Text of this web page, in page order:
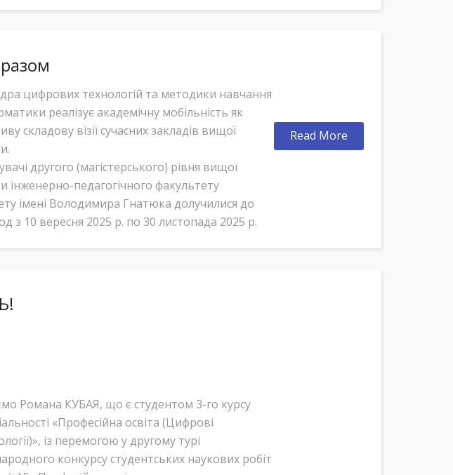
цифрових технологій та методики навчання
реалізує академічну мобільність як
складову візії сучасних закладів вищої
другого (магістерського) рівня вищої
інженерно-педагогічного факультету
імені Володимира Гнатюка долучилися до
з 10 вересня 2025 р. по 30 листопада 2025 р.
Read More
Романа КУБАЯ, що є студентом 3-го курсу
«Професійна освіта (Цифрові
із перемогою у другому турі
конкурсу студентських наукових робіт